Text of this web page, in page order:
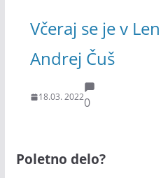
Včeraj se je v
Andrej Čuš
18.03. 20220
Poletno delo?